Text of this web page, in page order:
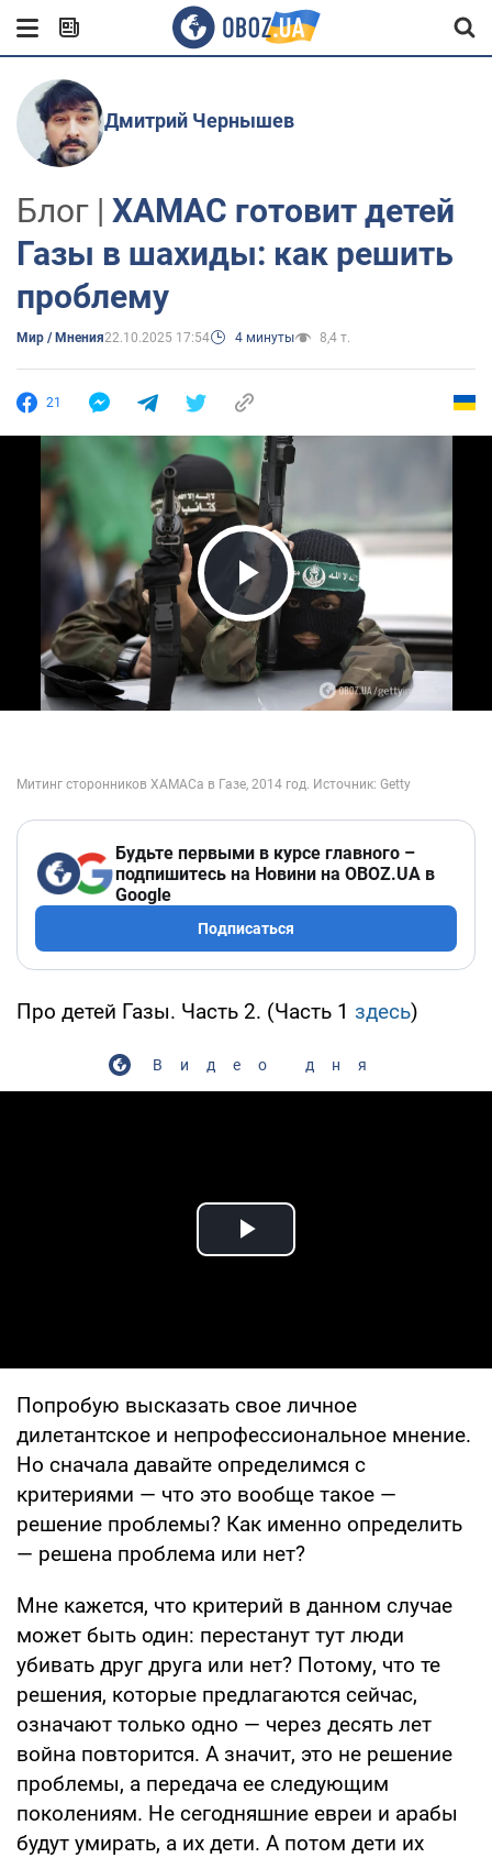
Дмитрий Чернышев
Блог | ХАМАС готовит детей
Газы в шахиды: как решить
проблему
Мир / Мнения22.10.2025 17:54 4 минуты 8,4 т.
21
Play Video
Будьте первыми в курсе главного –
подпишитесь на Новини на OBOZ.UA в
Google
Подписаться
Про детей Газы. Часть 2. (Часть 1 здесь)
Видео дня
Play Video
Попробую высказать свое личное
дилетантское и непрофессиональное мнение.
Но сначала давайте определимся с
критериями — что это вообще такое —
решение проблемы? Как именно определить
— решена проблема или нет?
Мне кажется, что критерий в данном случае
может быть один: перестанут тут люди
убивать друг друга или нет? Потому, что те
решения, которые предлагаются сейчас,
означают только одно — через десять лет
война повторится. А значит, это не решение
проблемы, а передача ее следующим
поколениям. Не сегодняшние евреи и арабы
будут умирать, а их дети. А потом дети их